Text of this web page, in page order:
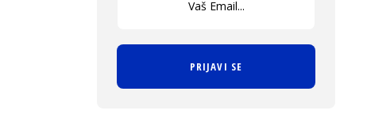
PRIJAVI SE